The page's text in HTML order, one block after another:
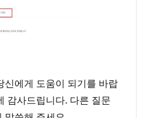
신에게 도움이 되기를 바랍
감사드립니다. 다른 질문